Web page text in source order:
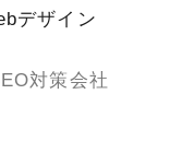
デザイン
対策会社